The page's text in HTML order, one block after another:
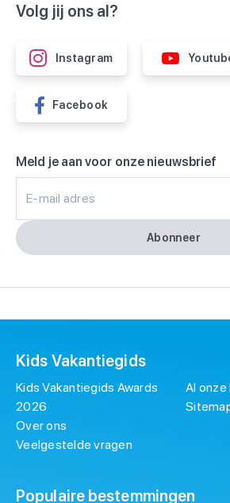
Volg jij ons al?
Instagram
Facebook
Meld je aan voor onze nieuwsbrief
E-mail adres
Abonneer
Kids Vakantiegids
Kids Vakantiegids Awards
2026
Over ons
Veelgestelde vragen
Al
Populaire bestemmingen